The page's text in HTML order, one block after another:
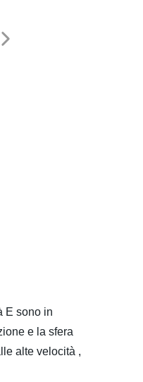
E sono in
e la sfera
alte velocità ,